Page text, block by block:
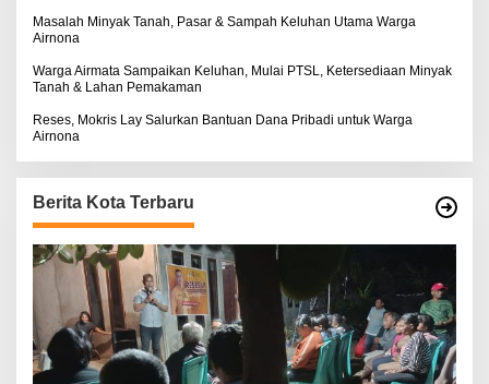
Masalah Minyak Tanah, Pasar & Sampah Keluhan Utama Warga
Airnona
Warga Airmata Sampaikan Keluhan, Mulai PTSL, Ketersediaan Minyak
Tanah & Lahan Pemakaman
Reses, Mokris Lay Salurkan Bantuan Dana Pribadi untuk Warga
Airnona
Berita Kota Terbaru